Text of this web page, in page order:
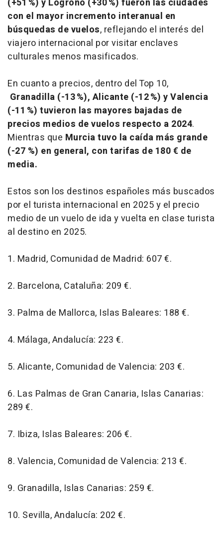
(+51 %) y Logroño (+30 %) fueron las ciudades
con el mayor incremento interanual en
búsquedas de vuelos, reflejando el interés del
viajero internacional por visitar enclaves
culturales menos masificados.
En cuanto a precios, dentro del Top 10,
Granadilla (-13 %), Alicante (-12 %) y Valencia
(-11 %) tuvieron las mayores bajadas de
precios medios de vuelos respecto a 2024.
Mientras que Murcia tuvo la caída más grande
(-27 %) en general, con tarifas de 180 € de
media.
Estos son los destinos españoles más buscados
por el turista internacional en 2025y el precio
medio de un vuelo de ida y vuelta en clase turista
al destino en 2025.
1. Madrid, Comunidad de Madrid: 607 €.
2. Barcelona, Cataluña: 209 €.
3. Palma de Mallorca, Islas Baleares: 188 €.
4. Málaga, Andalucía: 223 €.
5. Alicante, Comunidad de Valencia: 203 €.
6. Las Palmas de Gran Canaria, Islas Canarias:
289 €.
7. Ibiza, Islas Baleares: 206 €.
8. Valencia, Comunidad de Valencia: 213 €.
9. Granadilla, Islas Canarias: 259 €.
10. Sevilla, Andalucía: 202 €.